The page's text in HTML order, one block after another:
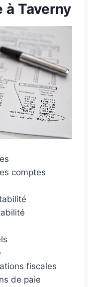
Taverny
comptes
fiscales
de paie